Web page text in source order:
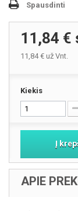
Spausdinti
11,84 €
11,84 € už Vnt.
Kiekis
Į
APIE